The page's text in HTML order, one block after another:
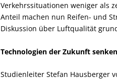
Verkehrssituationen weniger als
Anteil machen nun Reifen- und
Diskussion über Luftqualität
Technologien der Zukunft
Studienleiter Stefan Hausberger